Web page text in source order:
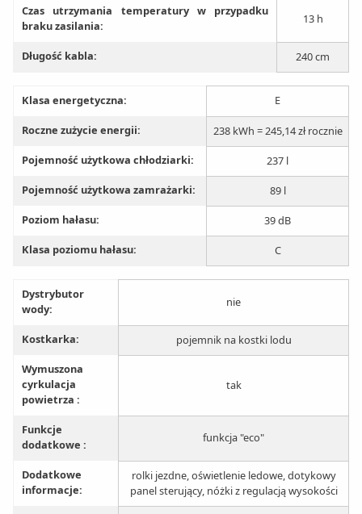
Czas utrzymania temperatury w przypadku
braku zasilania:
13 h
Długość kabla: 240 cm
Klasa energetyczna: E
Roczne zużycie energii:
238 kWh = 245,14 zł rocznie
Pojemność użytkowa chłodziarki:
237 l
Pojemność użytkowa zamrażarki:
89 l
Poziom hałasu:
39 dB
Klasa poziomu hałasu:
C
Dystrybutor
wody:
nie
Kostkarka:
pojemnik na kostki lodu
Wymuszona
cyrkulacja
powietrza :
tak
Funkcje
dodatkowe :
funkcja "eco"
Dodatkowe
informacje:
rolki jezdne, oświetlenie ledowe, dotykowy
panel sterujący, nóżki z regulacją wysokości